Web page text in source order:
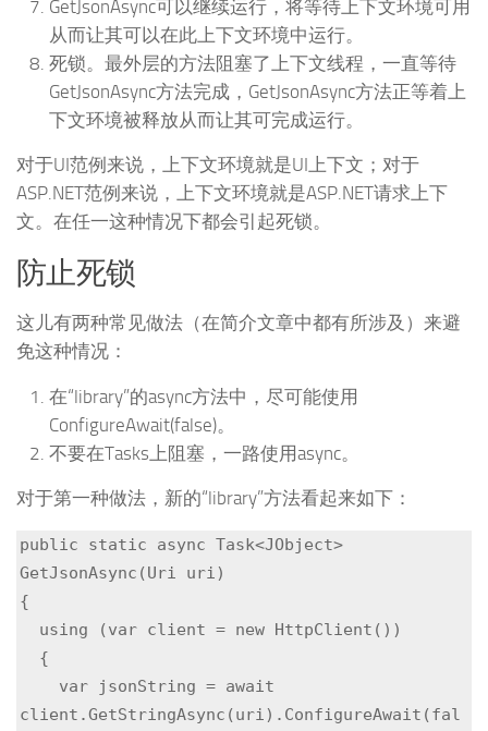
GetJsonAsync可以继续运行，将等待上下文环境可用
从而让其可以在此上下文环境中运行。
死锁。最外层的方法阻塞了上下文线程，一直等待
GetJsonAsync方法完成，GetJsonAsync方法正等着上
下文环境被释放从而让其可完成运行。
对于UI范例来说，上下文环境就是UI上下文；对于
ASP.NET范例来说，上下文环境就是ASP.NET请求上下
文。在任一这种情况下都会引起死锁。
防止死锁
这儿有两种常见做法（在简介文章中都有所涉及）来避
免这种情况：
在“library”的async方法中，尽可能使用
ConfigureAwait(false)。
不要在Tasks上阻塞，一路使用async。
对于第一种做法，新的“library”方法看起来如下：
public static async Task<JObject>
GetJsonAsync(Uri uri)
{
client.GetStringAsync(uri).ConfigureAwait(fal